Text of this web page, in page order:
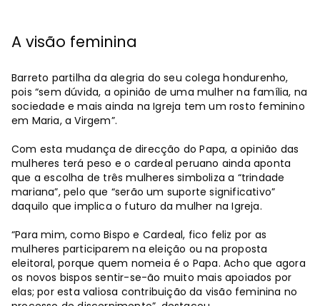
A visão feminina
Barreto partilha da alegria do seu colega hondurenho,
pois “sem dúvida, a opinião de uma mulher na família, na
sociedade e mais ainda na Igreja tem um rosto feminino
em Maria, a Virgem”.
Com esta mudança de direcção do Papa, a opinião das
mulheres terá peso e o cardeal peruano ainda aponta
que a escolha de três mulheres simboliza a “trindade
mariana”, pelo que “serão um suporte significativo”
daquilo que implica o futuro da mulher na Igreja.
“Para mim, como Bispo e Cardeal, fico feliz por as
mulheres participarem na eleição ou na proposta
eleitoral, porque quem nomeia é o Papa. Acho que agora
os novos bispos sentir-se-ão muito mais apoiados por
elas; por esta valiosa contribuição da visão feminina no